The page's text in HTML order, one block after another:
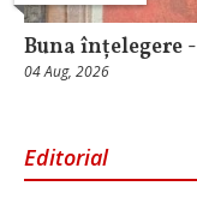
Buna înțelegere
04 Aug, 2026
Editorial